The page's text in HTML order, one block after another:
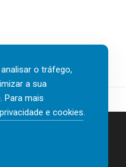
o tráfego,
a sua
Para mais
e cookies.